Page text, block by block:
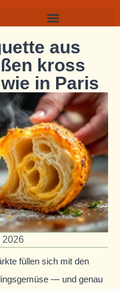
aus
kross
in Paris
2026
füllen sich mit den
— und genau